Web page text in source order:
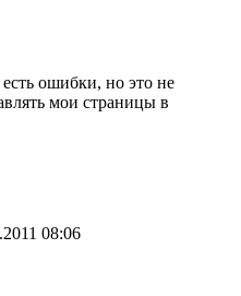
ошибки, но это не
мои страницы в
08:06